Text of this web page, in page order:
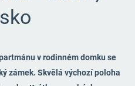
v rodinném domku se
zámek. Skvělá výchozí poloha